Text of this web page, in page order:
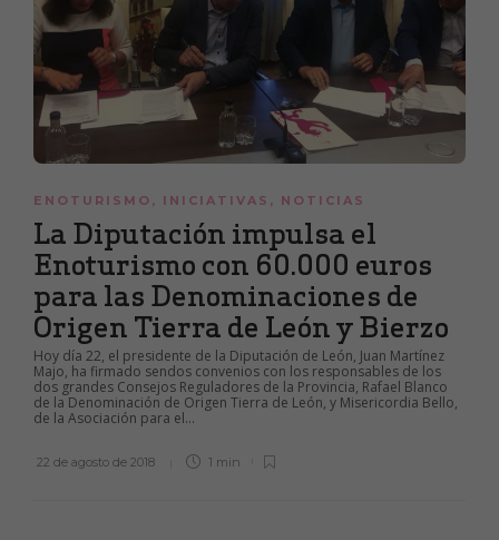
ENOTURISMO , INICIATIVAS , NOTICIAS
La Diputación impulsa el
Enoturismo con 60.000 euros
para las Denominaciones de
Origen Tierra de León y Bierzo
Hoy día 22, el presidente de la Diputación de León, Juan Martínez
Majo, ha firmado sendos convenios con los responsables de los
dos grandes Consejos Reguladores de la Provincia, Rafael Blanco
de la Denominación de Origen Tierra de León, y Misericordia Bello,
de la Asociación para el...
22 de agosto de 2018 1 min